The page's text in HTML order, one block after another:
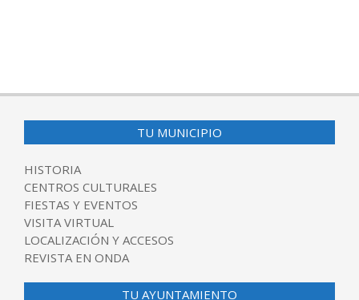
TU MUNICIPIO
HISTORIA
CENTROS CULTURALES
FIESTAS Y EVENTOS
VISITA VIRTUAL
LOCALIZACIÓN Y ACCESOS
REVISTA EN ONDA
TU AYUNTAMIENTO